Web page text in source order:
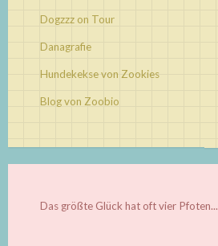
Dogzzz on Tour
Danagrafie
Hundekekse von Zookies
Blog von Zoobio
Das größte Glück hat oft vier Pfoten...